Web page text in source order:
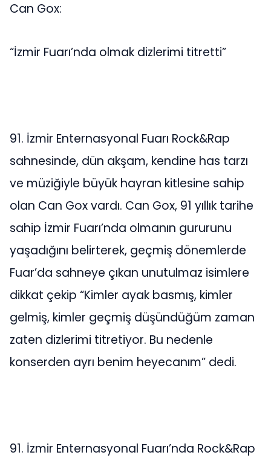
Can Gox:
“İzmir Fuarı’nda olmak dizlerimi titretti”
91. İzmir Enternasyonal Fuarı Rock&Rap
sahnesinde, dün akşam, kendine has tarzı
ve müziğiyle büyük hayran kitlesine sahip
olan Can Gox vardı. Can Gox, 91 yıllık tarihe
sahip İzmir Fuarı’nda olmanın gururunu
yaşadığını belirterek, geçmiş dönemlerde
Fuar’da sahneye çıkan unutulmaz isimlere
dikkat çekip “Kimler ayak basmış, kimler
gelmiş, kimler geçmiş düşündüğüm zaman
zaten dizlerimi titretiyor. Bu nedenle
konserden ayrı benim heyecanım” dedi.
91. İzmir Enternasyonal Fuarı’nda Rock&Rap